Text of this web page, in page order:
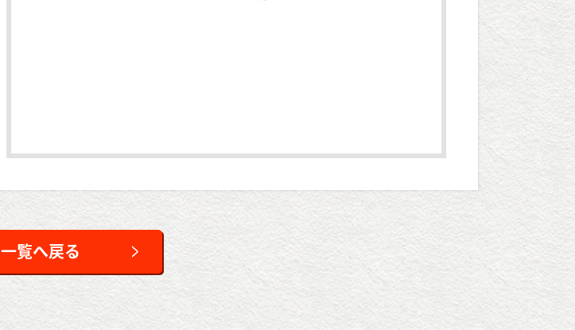
一覧へ戻る